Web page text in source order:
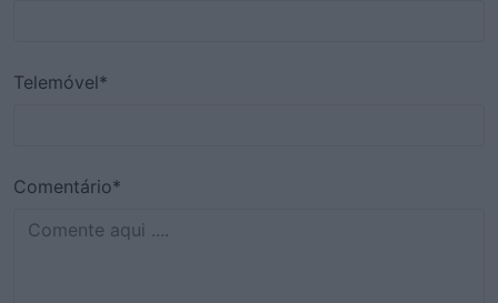
Telemóvel*
Comentário*